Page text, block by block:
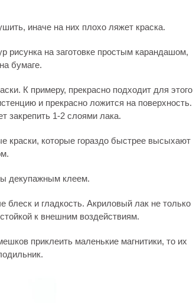
иначе на них плохо ляжет краска.
рисунка на заготовке простым карандашом,
бумаге.
К примеру, прекрасно подходит для этого
и прекрасно ложится на поверхность.
закрепить 1-2 слоями лака.
краски, которые гораздо быстрее высыхают
декупажным клеем.
и гладкость. Акриловый лак не только
к внешним воздействиям.
приклеить маленькие магнитики, то их